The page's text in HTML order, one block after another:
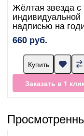
Жёлтая звезда с
индивидуальной
надписью на
660 руб.
Купить
Заказать в 1